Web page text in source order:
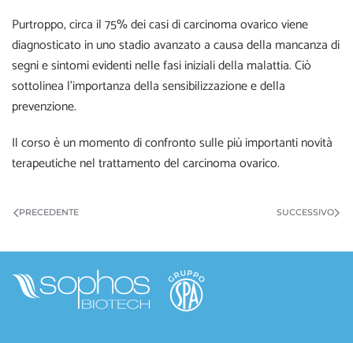
Purtroppo, circa il 75% dei casi di carcinoma ovarico viene
diagnosticato in uno stadio avanzato a causa della mancanza di
segni e sintomi evidenti nelle fasi iniziali della malattia. Ciò
sottolinea l’importanza della sensibilizzazione e della
prevenzione.
Il corso è un momento di confronto sulle più importanti novità
terapeutiche nel trattamento del carcinoma ovarico.
PRECEDENTE SUCCESSIVO